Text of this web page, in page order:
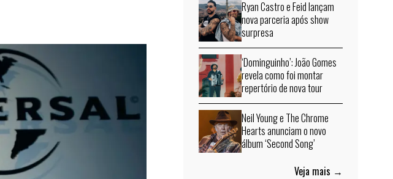
Ryan Castro e Feid lançam
nova parceria após show
surpresa
‘Dominguinho’: João Gomes
revela como foi montar
repertório de nova tour
Neil Young e The Chrome
Hearts anunciam o novo
álbum ‘Second Song’
Veja mais →